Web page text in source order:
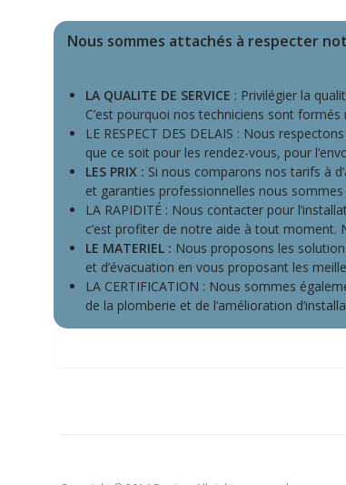
Nous sommes attachés à respecter
LA QUALITE DE SERVICE : Privilégier la
C’est pourquoi nos techniciens sont formés
LE RESPECT DES DELAIS : Nous
que ce soit pour les rendez-vous, pour
LES PRIX : Si nous comparons nos tarifs à
et garanties professionnelles nous
LA RAPIDITÉ : Nous contacter pour
c’est profiter de notre aide à tout moment.
LE MATERIEL : Nous proposons les
et d’évacuation en vous proposant les
LA CERTIFICATION : Nous sommes
de la plomberie et de l’amélioration